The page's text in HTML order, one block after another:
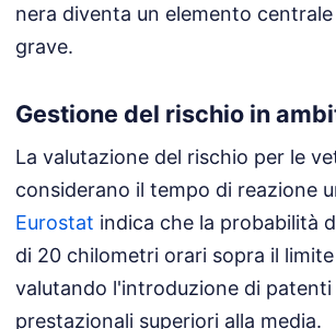
nera diventa un elemento
grave.
Gestione del rischio in
La valutazione del rischio per le
considerano il tempo di reazione
Eurostat indica che la probabilità
di 20 chilometri orari sopra il
valutando l'introduzione di
prestazionali superiori alla media.